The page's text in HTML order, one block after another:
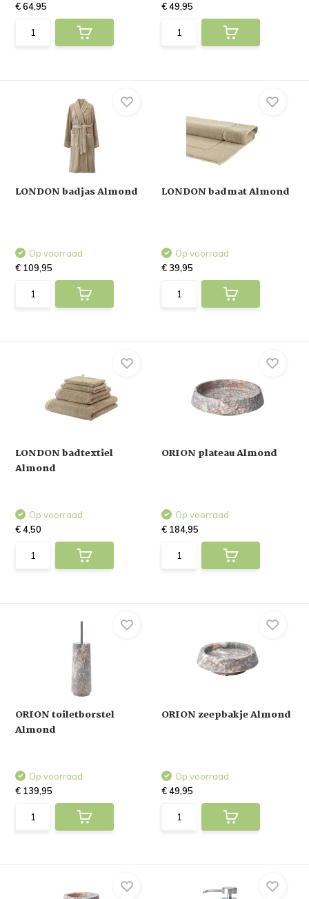
€ 64,95
€ 49,95
LONDON badjas Almond
Op voorraad
€ 109,95
LONDON badmat Almond
Op voorraad
€ 39,95
LONDON badtextiel
Almond
Op voorraad
€ 4,50
ORION plateau Almond
Op voorraad
€ 184,95
ORION toiletborstel
Almond
Op voorraad
€ 139,95
ORION zeepbakje Almond
Op voorraad
€ 49,95